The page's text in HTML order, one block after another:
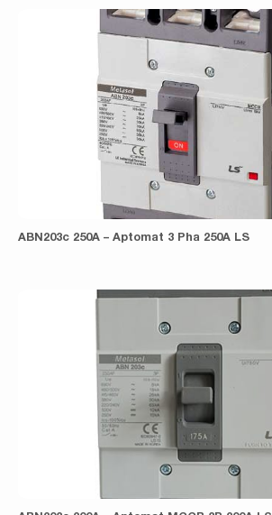
ABN203c 250A – Aptomat 3 Pha 250A LS